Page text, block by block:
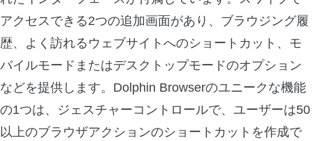
アクセスできる2つの追加画面があり、ブラウジング履
歴、よく訪れるウェブサイトへのショートカット、モ
バイルモードまたはデスクトップモードのオプション
などを提供します。Dolphin Browserのユニークな機能
の1つは、ジェスチャーコントロールで、ユーザーは50
以上のブラウザアクションのショートカットを作成で